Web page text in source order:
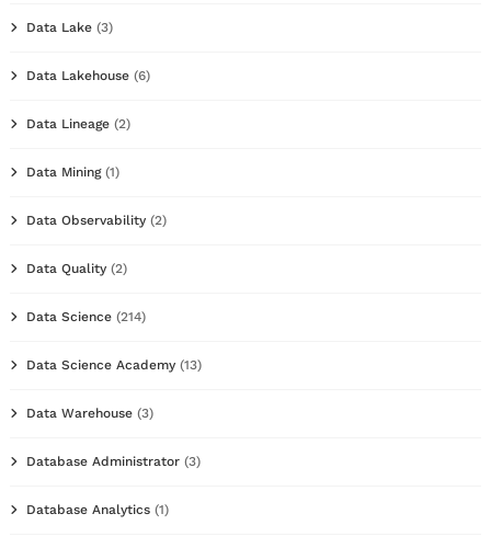
Data Lake (3)
Data Lakehouse (6)
Data Lineage (2)
Data Mining(1)
Data Observability (2)
Data Quality (2)
Data Science (214)
Data Science Academy (13)
Data Warehouse (3)
Database Administrator (3)
Database Analytics (1)